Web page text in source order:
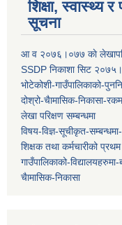
शिक्षा, स्वास्थ्य
सूचना
आ व २०७६।०७७ काे
SSDP निकाशा सिट
भोटेकोशी-गाउँपालिकाको-
दोश्रो-चैामासिक-निकासा-
लेखा परिक्षण सम्बन्धमा
विषय-विज्ञ-सूचीकृत-
शिक्षक तथा कर्मचारीको
गाउँपालिकाको-
चैामासिक-निकासा